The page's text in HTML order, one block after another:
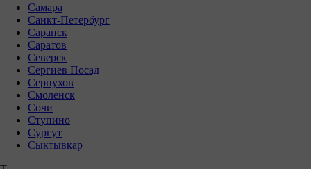
Самара
Санкт-Петербург
Саранск
Саратов
Северск
Сергиев Посад
Серпухов
Смоленск
Сочи
Ступино
Сургут
Сыктывкар